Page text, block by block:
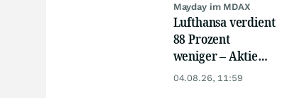
Mayday im MDAX
Lufthansa verdient
88 Prozent
weniger – Aktie
crasht zweistellig
04.08.26, 11:59